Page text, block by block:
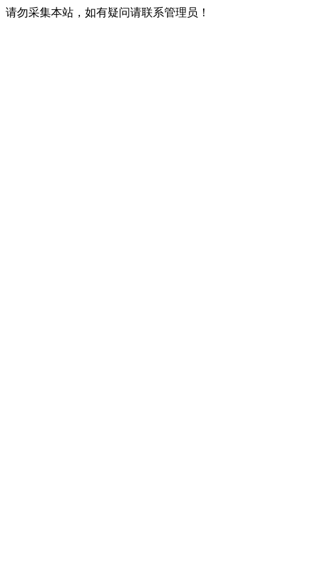
请勿采集本站，如有疑问请联系管理员！